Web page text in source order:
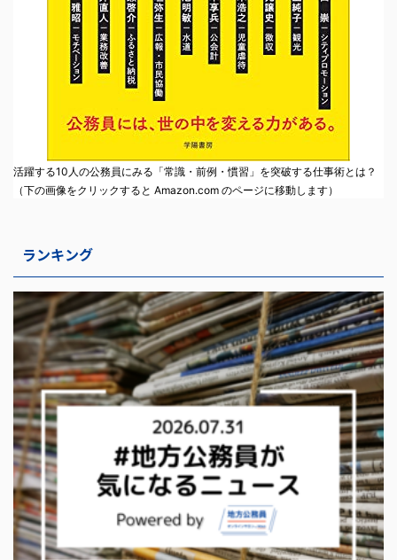
活躍する10人の公務員にみる「常識・前例・慣習」を突破する仕事術とは？
（下の画像をクリックすると Amazon.com のページに移動します）
ランキング